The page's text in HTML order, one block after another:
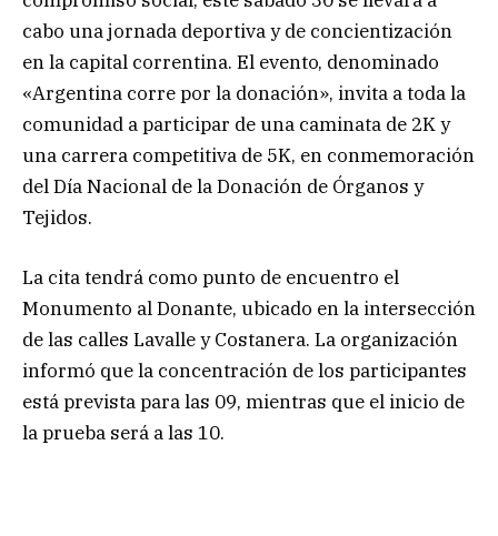
cabo una jornada deportiva y de concientización
en la capital correntina. El evento, denominado
«Argentina corre por la donación», invita a toda la
comunidad a participar de una caminata de 2K y
una carrera competitiva de 5K, en conmemoración
del Día Nacional de la Donación de Órganos y
Tejidos.
La cita tendrá como punto de encuentro el
Monumento al Donante, ubicado en la intersección
de las calles Lavalle y Costanera. La organización
informó que la concentración de los participantes
está prevista para las 09, mientras que el inicio de
la prueba será a las 10.